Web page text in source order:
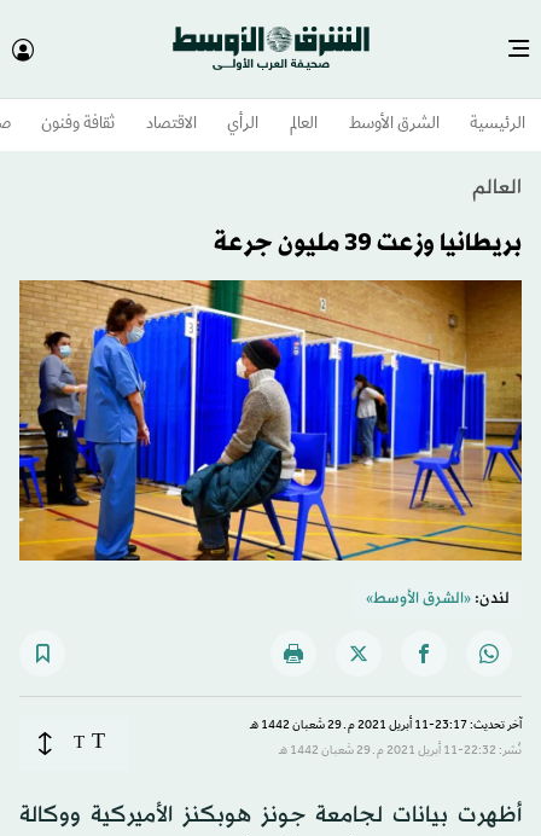
الرئيسية الشرق الأوسط​ العالم الرأي الاقتصاد ثقافة وفنون
العالم
بريطانيا وزعت 39 مليون جرعة
لندن:«الشرق الأوسط»
آخر تحديث: 23:17-11 أبريل 2021 م ـ 29 شَعبان 1442 هـ
نُشر: 22:32-11 أبريل 2021 م ـ 29 شَعبان 1442 هـ
T
T
أظهرت بيانات لجامعة جونز هوبكنز الأميركية ووكالة